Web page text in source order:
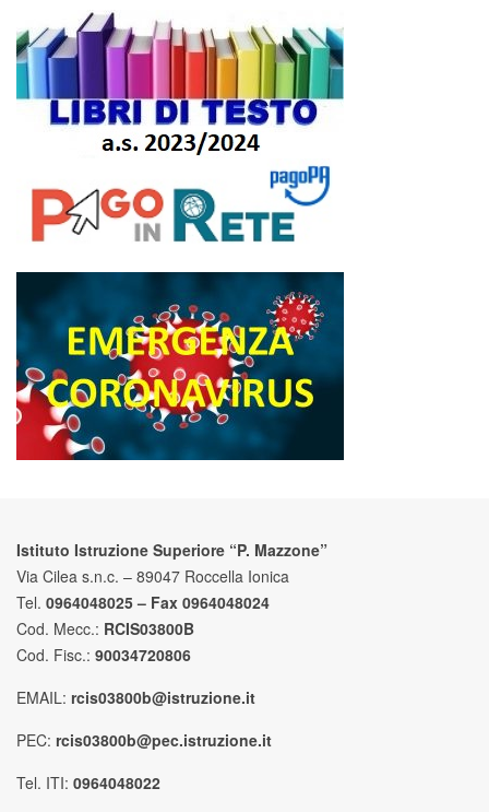
Istituto Istruzione Superiore “P. Mazzone”
Via Cilea s.n.c. – 89047 Roccella Ionica
Tel. 0964048025 – Fax 0964048024
Cod. Mecc.: RCIS03800B
Cod. Fisc.: 90034720806
EMAIL: rcis03800b@istruzione.it
PEC: rcis03800b@pec.istruzione.it
Tel. ITI: 0964048022